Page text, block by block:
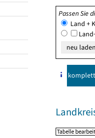
Passen Sie
Land +
komplett